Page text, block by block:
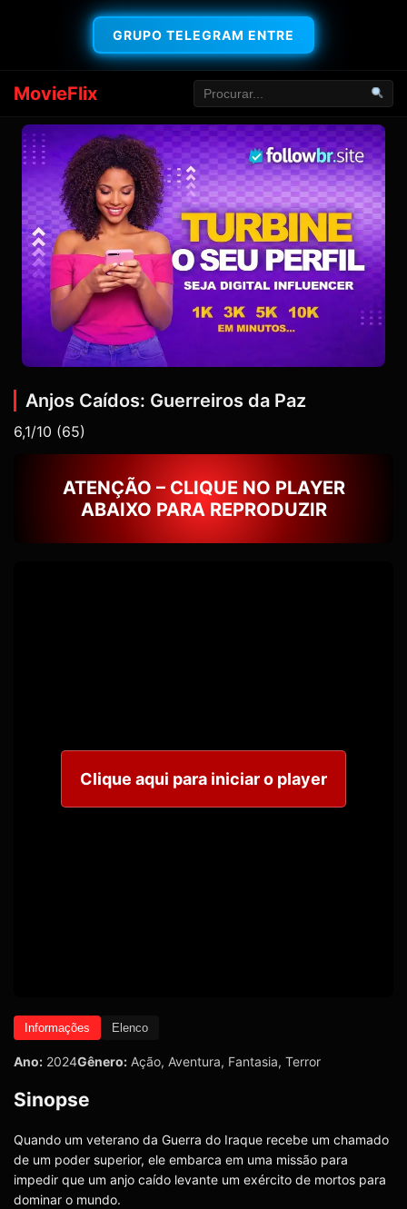
GRUPO TELEGRAM ENTRE
MovieFlix
Anjos Caídos: Guerreiros da Paz
6,1/10 (65)
ATENÇÃO – CLIQUE NO PLAYER
ABAIXO PARA REPRODUZIR
Clique aqui para iniciar o player
Informações Elenco
Ano: 2024Gênero: Ação, Aventura, Fantasia, Terror
Sinopse
Quando um veterano da Guerra do Iraque recebe um chamado
de um poder superior, ele embarca em uma missão para
impedir que um anjo caído levante um exército de mortos para
dominar o mundo.